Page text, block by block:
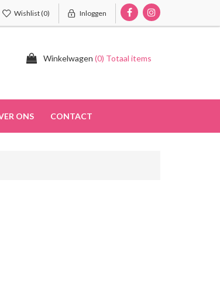
Wishlist(0) Inloggen
Winkelwagen (0) Totaal items
ONS CONTACT